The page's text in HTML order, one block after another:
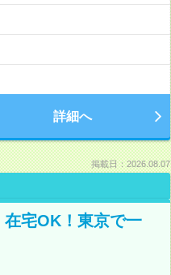
詳細へ
掲載日：2026.08.07
宅OK！東京で一